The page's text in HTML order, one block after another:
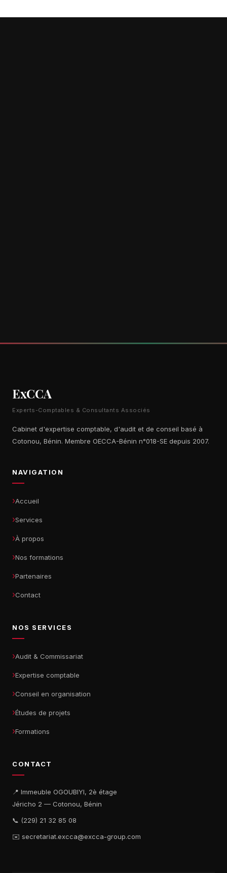
ExCCA
Experts-Comptables & Consultants Associés
Cabinet d'expertise comptable, d'audit et de conseil basé à
Cotonou, Bénin. Membre OECCA-Bénin n°018-SE depuis 2007.
NAVIGATION
Accueil
Services
À propos
Nos formations
Partenaires
Contact
NOS SERVICES
Audit & Commissariat
Expertise comptable
Conseil en organisation
Études de projets
Formations
CONTACT
📍 Immeuble OGOUBIYI, 2è étage
Jéricho 2 — Cotonou, Bénin
📞 (229) 21 32 85 08
✉️ secretariat.excca@excca-group.com